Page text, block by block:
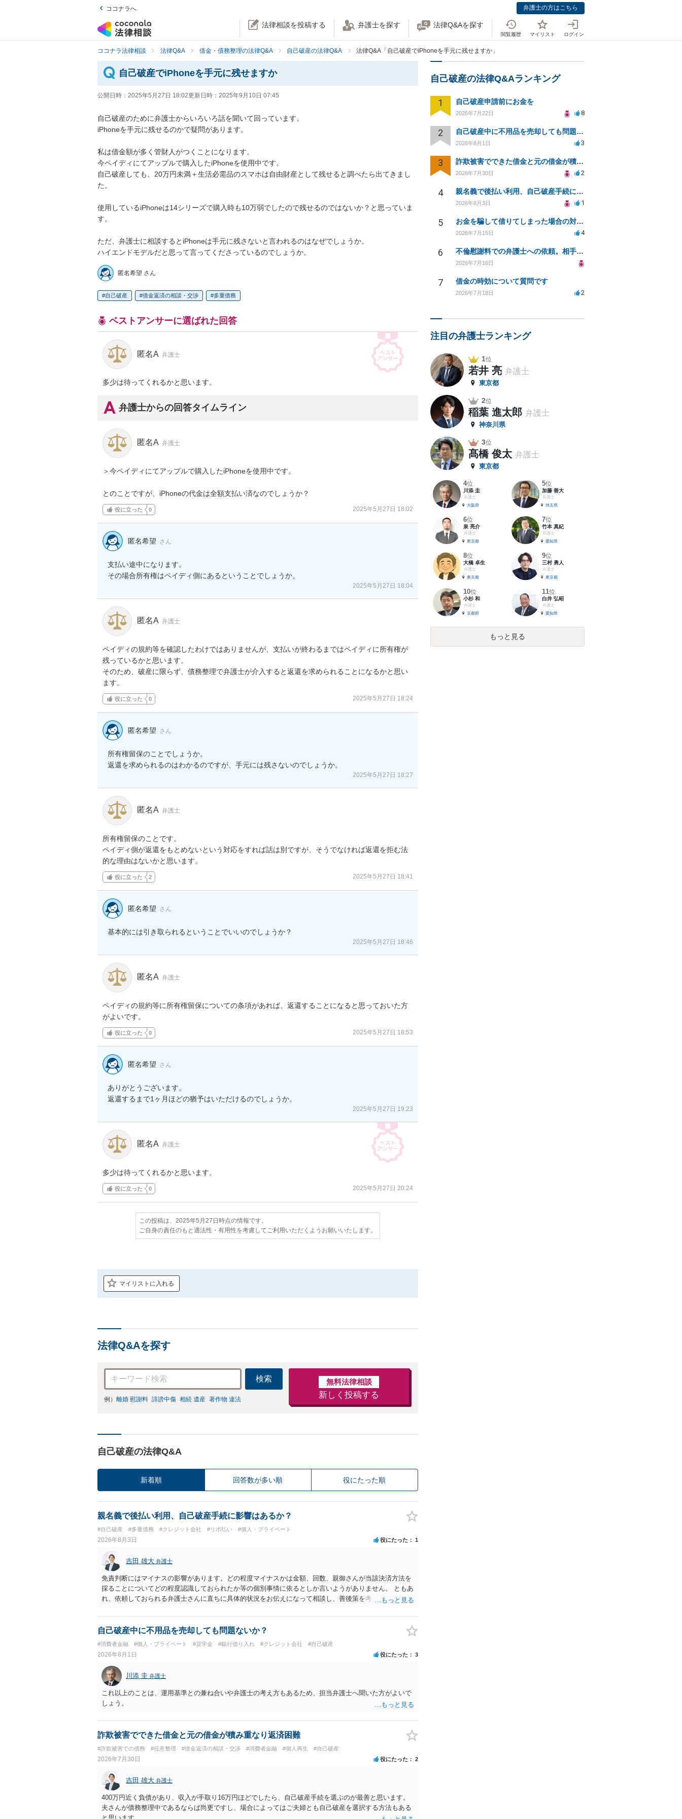
ココナラへ 弁護士の方はこちら
法律相談を投稿する 弁護士を探す 法律Q&Aを探す
閲覧履歴 マイリスト ログイン
ココナラ法律相談 法律Q&A 借金・債務整理の法律Q&A 自己破産の法律Q&A 法律Q&A「自己破産でiPhoneを手元に残せますか」
自己破産でiPhoneを手元に残せますか
公開日時： 2025年5月27日 18:02更新日時： 2025年9月10日 07:45
自己破産のために弁護士からいろいろ話を聞いて回っています。
iPhoneを手元に残せるのかで疑問があります。
私は借金額が多く管財人がつくことになります。
今ペイディにてアップルで購入したiPhoneを使用中です。
自己破産しても、20万円未満＋生活必需品のスマホは自由財産として残せると調べたら出てきまし
た。
使用しているiPhoneは14シリーズで購入時も10万弱でしたので残せるのではないか？と思っていま
す。
ただ、弁護士に相談するとiPhoneは手元に残さないと言われるのはなぜでしょうか。
ハイエンドモデルだと思って言ってくださっているのでしょうか。
匿名希望 さん
自己破産 借金返済の相談・交渉 多重債務
ベストアンサーに選ばれた回答
匿名A 弁護士
多少は待ってくれるかと思います。
弁護士からの回答タイムライン
匿名A 弁護士
＞今ペイディにてアップルで購入したiPhoneを使用中です。
とのことですが、iPhoneの代金は全額支払い済なのでしょうか？
役に立った 0 2025年5月27日 18:02
匿名希望 さん
支払い途中になります。
その場合所有権はペイディ側にあるということでしょうか。
2025年5月27日 18:04
匿名A 弁護士
ペイディの規約等を確認したわけではありませんが、支払いが終わるまではペイディに所有権が
残っているかと思います。
そのため、破産に限らず、債務整理で弁護士が介入すると返還を求められることになるかと思い
ます。
役に立った 0 2025年5月27日 18:24
匿名希望 さん
所有権留保のことでしょうか。
返還を求められるのはわかるのですが、手元には残さないのでしょうか。
2025年5月27日 18:27
匿名A 弁護士
所有権留保のことです。
ペイディ側が返還をもとめないという対応をすれば話は別ですが、そうでなければ返還を拒む法
的な理由はないかと思います。
役に立った 2 2025年5月27日 18:41
匿名希望 さん
基本的には引き取られるということでいいのでしょうか？
2025年5月27日 18:46
匿名A 弁護士
ペイディの規約等に所有権留保についての条項があれば、返還することになると思っておいた方
がよいです。
役に立った 0 2025年5月27日 18:53
匿名希望 さん
ありがとうございます。
返還するまで1ヶ月ほどの猶予はいただけるのでしょうか。
2025年5月27日 19:23
匿名A 弁護士
多少は待ってくれるかと思います。
役に立った 0 2025年5月27日 20:24
この投稿は、2025年5月27日時点の情報です。
ご自身の責任のもと適法性・有用性を考慮してご利用いただくようお願いいたします。
マイリストに入れる
法律Q&Aを探す
検索
例） 離婚 慰謝料 誹謗中傷 相続 遺産 著作物 違法
無料法律相談
新しく投稿する
自己破産の法律Q&A
新着順 回答数が多い順 役にたった順
親名義で後払い利用、自己破産手続に影響はあるか？
#自己破産 #多重債務 #クレジット会社 #リボ払い #個人・プライベート
2026年8月3日 役にたった 1
吉田 雄大 弁護士
免責判断にはマイナスの影響があります。どの程度マイナスかは金額、回数、親御さんが当該決済方法を
採ることについてどの程度認識しておられたか等の個別事情に依るとしか言いようがありません。 ともあ
れ、依頼しておられる弁護士さんに直ちに具体的状況をお伝えになって相談し、善後策を考えることをお
自己破産中に不用品を売却しても問題ないか？
#消費者金融 #個人・プライベート #奨学金 #銀行借り入れ #クレジット会社 #自己破産
2026年8月1日 役にたった 3
川添 圭 弁護士
これ以上のことは、運用基準との兼ね合いや弁護士の考え方もあるため、担当弁護士へ聞いた方がよいで
しょう。
詐欺被害でできた借金と元の借金が積み重なり返済困難
#詐欺被害での債務 #任意整理 #借金返済の相談・交渉 #消費者金融 #個人再生 #自己破産
2026年7月30日 役にたった 2
吉田 雄大 弁護士
400万円近く負債があり、収入が手取り16万円ほどでしたら、自己破産手続を選ぶのが最善と思います。
夫さんが債務整理中であるならば尚更ですし、場合によってはご夫婦とも自己破産を選択する方法もある
自己破産の法律Q&Aランキング
1 自己破産申請前にお金を
2026年7月22日 8
2 自己破産中に不用品を売却しても問題ないか？
2026年8月1日 3
3 詐欺被害でできた借金と元の借金が積み重なり返済困難
2026年7月30日 2
4 親名義で後払い利用、自己破産手続に影響はあるか？
2026年8月3日 1
5 お金を騙して借りてしまった場合の対処法と今後の対応策
2026年7月15日 4
6 不倫慰謝料での弁護士への依頼。相手が自己破産、弁護士との契約範囲は？
2026年7月16日
7 借金の時効について質問です
2026年7月18日 2
注目の弁護士ランキング
1位
若井 亮 弁護士
東京都
2位
稲葉 進太郎 弁護士
神奈川県
3位
髙橋 俊太 弁護士
東京都
4位
川添 圭
弁護士
大阪府
5位
加藤 善大
弁護士
埼玉県
6位
泉 亮介
弁護士
東京都
7位
竹本 真紀
弁護士
愛知県
8位
大橋 卓生
弁護士
東京都
9位
三村 勇人
弁護士
東京都
10位
小杉 和
弁護士
京都府
11位
白井 弘昭
弁護士
愛知県
もっと見る